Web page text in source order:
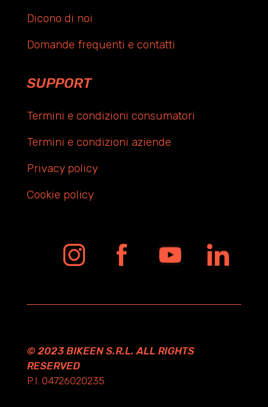
Dicono di noi
Domande frequenti e contatti
SUPPORT
Termini e condizioni consumatori
Termini e condizioni aziende
Privacy policy
Cookie policy
© 2023 BIKEEN S.R.L. ALL RIGHTS
RESERVED
P.I. 04726020235